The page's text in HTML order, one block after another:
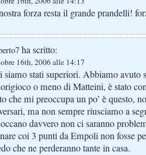
forza resta il grande prandelli!
ha scritto:
16th, 2006 alle 14:17
siamo stati superiori. Abbiamo avuto
o meno di Matteini, è stato
che mi preoccupa un po’ è questo,
ma non sempre riusciamo a
davvero non ci saranno
coi 3 punti da Empoli non fosse
che ne perderanno tante in casa.